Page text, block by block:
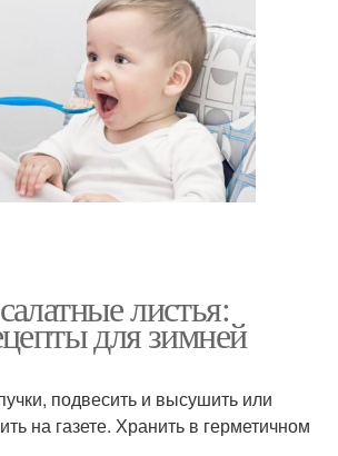
листья:
для зимней
подвесить и высушить или
на газете. Хранить в герметичном